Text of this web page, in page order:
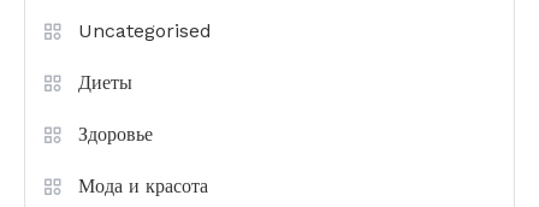
Uncategorised
Диеты
Здоровье
Мода и красота